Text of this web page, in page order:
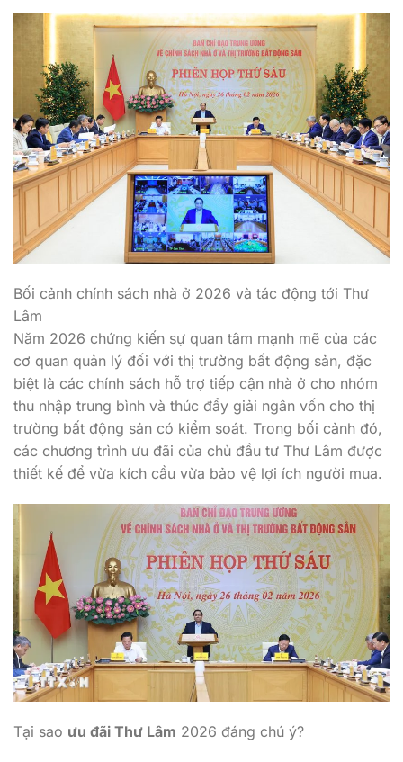
Bối cảnh chính sách nhà ở 2026 và tác động tới Thư
Lâm
Năm 2026 chứng kiến sự quan tâm mạnh mẽ của các
cơ quan quản lý đối với thị trường bất động sản, đặc
biệt là các chính sách hỗ trợ tiếp cận nhà ở cho nhóm
thu nhập trung bình và thúc đẩy giải ngân vốn cho thị
trường bất động sản có kiểm soát. Trong bối cảnh đó,
các chương trình ưu đãi của chủ đầu tư Thư Lâm được
thiết kế để vừa kích cầu vừa bảo vệ lợi ích người mua.
Tại sao ưu đãi Thư Lâm 2026 đáng chú ý?